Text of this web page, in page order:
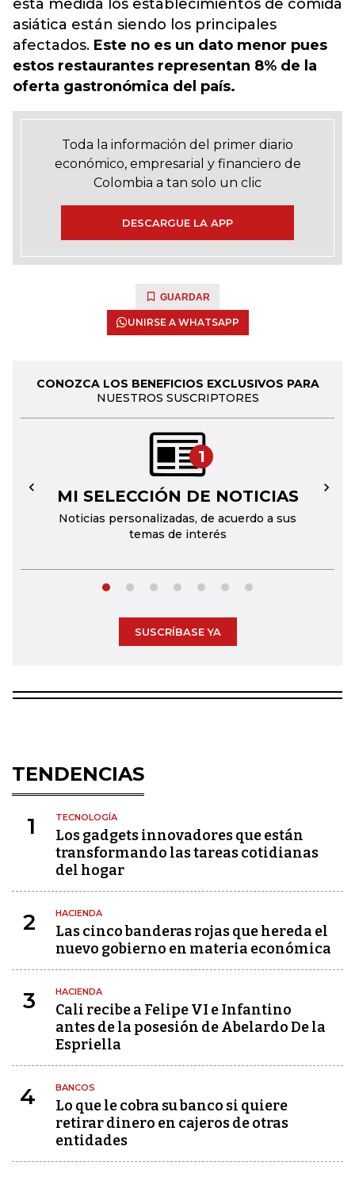
esta medida los establecimientos de comida
asiática están siendo los principales
afectados. Este no es un dato menor pues
estos restaurantes representan 8% de la
oferta gastronómica del país.
Toda la información del primer diario
económico, empresarial y financiero de
Colombia a tan solo un clic
DESCARGUE LA APP
GUARDAR
UNIRSE A WHATSAPP
CONOZCA LOS BENEFICIOS EXCLUSIVOS PARA
NUESTROS SUSCRIPTORES
1
MI SELECCIÓN DE NOTICIAS
Noticias personalizadas, de acuerdo a sus
temas de interés
← →
SUSCRÍBASE YA
TENDENCIAS
1 TECNOLOGÍA
Los gadgets innovadores que están
transformando las tareas cotidianas
del hogar
2 HACIENDA
Las cinco banderas rojas que hereda el
nuevo gobierno en materia económica
3 HACIENDA
Cali recibe a Felipe VI e Infantino
antes de la posesión de Abelardo De la
Espriella
4 BANCOS
Lo que le cobra su banco si quiere
retirar dinero en cajeros de otras
entidades